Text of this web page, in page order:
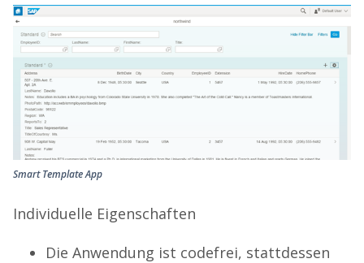
Smart Template App
Individuelle Eigenschaften
Die Anwendung ist codefrei, stattdessen